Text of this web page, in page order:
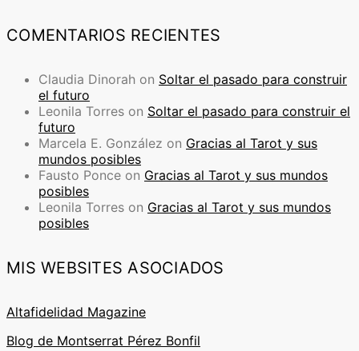
COMENTARIOS RECIENTES
Claudia Dinorah on Soltar el pasado para construir
el futuro
Leonila Torres on Soltar el pasado para construir el
futuro
Marcela E. González on Gracias al Tarot y sus
mundos posibles
Fausto Ponce on Gracias al Tarot y sus mundos
posibles
Leonila Torres on Gracias al Tarot y sus mundos
posibles
MIS WEBSITES ASOCIADOS
Altafidelidad Magazine
Blog de Montserrat Pérez Bonfil